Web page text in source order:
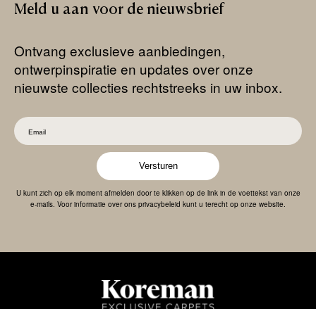
Meld u aan voor de nieuwsbrief
Ontvang exclusieve aanbiedingen,
ontwerpinspiratie en updates over onze
nieuwste collecties rechtstreeks in uw inbox.
Versturen
U kunt zich op elk moment afmelden door te klikken op de link in de voettekst van onze
e-mails. Voor informatie over ons privacybeleid kunt u terecht op onze website.